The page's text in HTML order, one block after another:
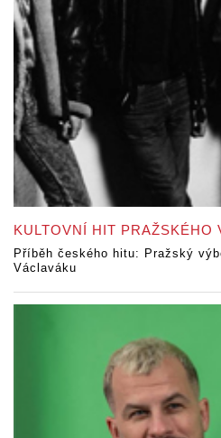
KULTOVNÍ HIT PRAŽSKÉHO
Příběh českého hitu: Pražský
Václaváku